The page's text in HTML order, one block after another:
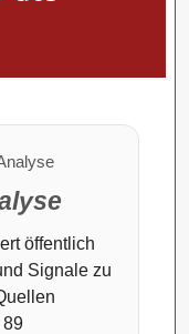
öffentlich
Signale zu
89